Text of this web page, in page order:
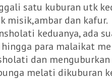
satu kuburan utk
misik,ambar dan kafur.
keduanya, ada
para malaikat
dan
melati dikuburan